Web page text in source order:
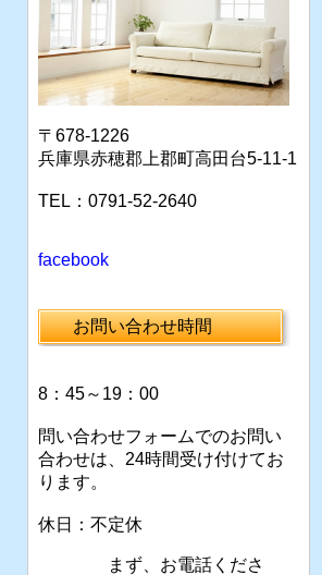
〒678-1226
兵庫県赤穂郡上郡町高田台5-11-1
TEL：0791-52-2640
facebook
お問い合わせ時間
8：45～19：00
問い合わせフォームでのお問い
合わせは、24時間受け付けてお
ります。
休日：不定休
まず、お電話くださ